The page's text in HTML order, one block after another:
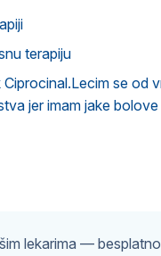
terapiju
se od
jer imam jake
lekarima —